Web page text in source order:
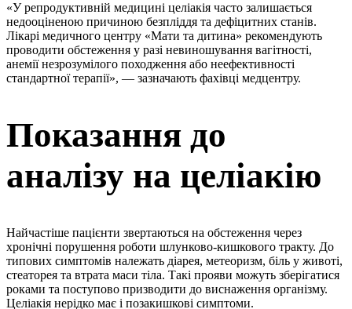
«У репродуктивній медицині целіакія часто залишається
недооціненою причиною безпліддя та дефіцитних станів.
Лікарі медичного центру «Мати та дитина» рекомендують
проводити обстеження у разі невиношування вагітності,
анемії незрозумілого походження або неефективності
стандартної терапії», — зазначають фахівці медцентру.
Показання до
аналізу на целіакію
Найчастіше пацієнти звертаються на обстеження через
хронічні порушення роботи шлунково-кишкового тракту. До
типових симптомів належать діарея, метеоризм, біль у животі,
стеаторея та втрата маси тіла. Такі прояви можуть зберігатися
роками та поступово призводити до виснаження організму.
Целіакія нерідко має і позакишкові симптоми.